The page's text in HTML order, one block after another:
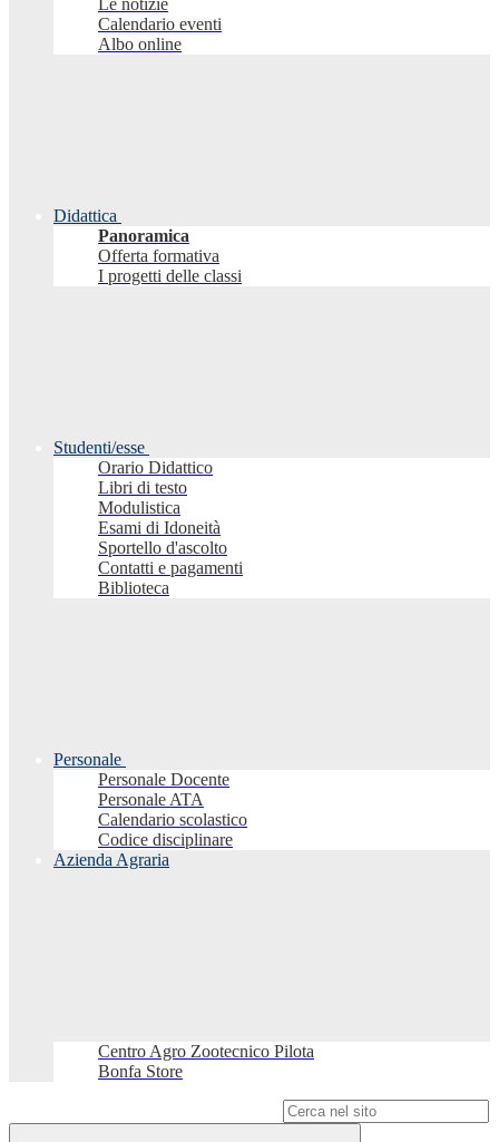
Le notizie
Calendario eventi
Albo online
Didattica
Panoramica
Offerta formativa
I progetti delle classi
Studenti/esse
Orario Didattico
Libri di testo
Modulistica
Esami di Idoneità
Sportello d'ascolto
Contatti e pagamenti
Biblioteca
Personale
Personale Docente
Personale ATA
Calendario scolastico
Codice disciplinare
Azienda Agraria
Centro Agro Zootecnico Pilota
Bonfa Store